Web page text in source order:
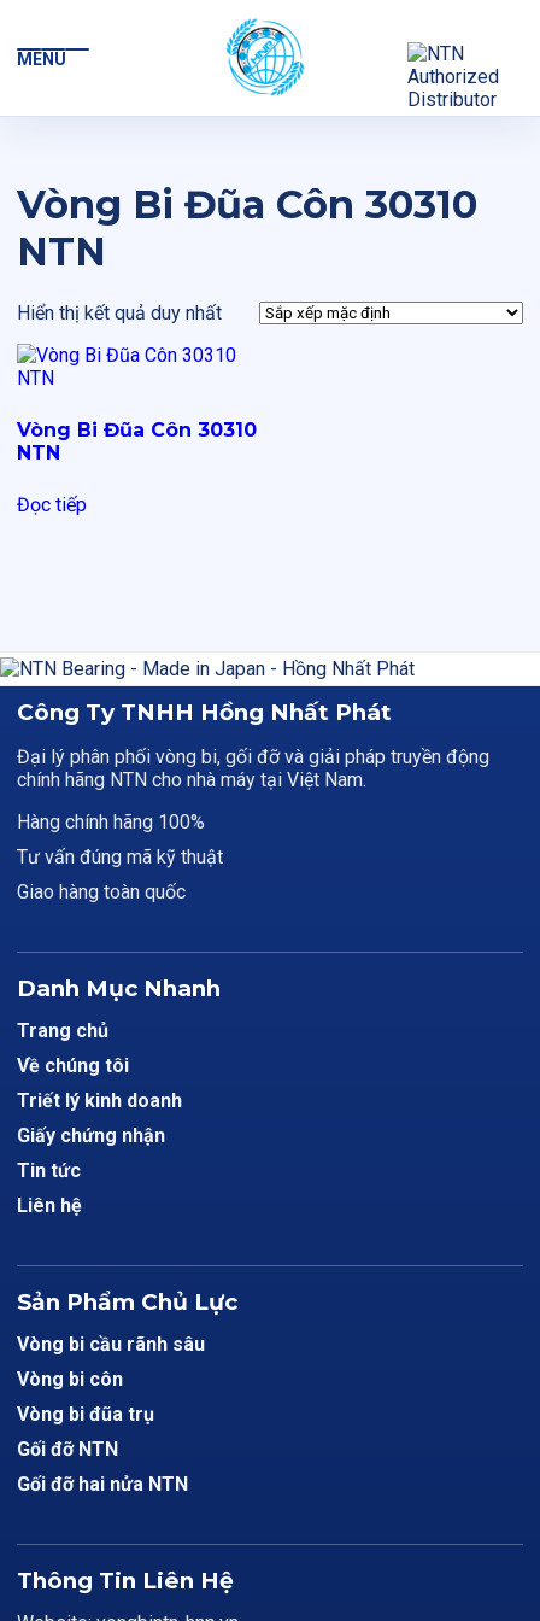
MENU
Vòng Bi Đũa Côn 30310
NTN
Hiển thị kết quả duy nhất
Vòng Bi Đũa Côn 30310
NTN
Đọc tiếp
Công Ty TNHH Hồng Nhất Phát
Đại lý phân phối vòng bi, gối đỡ và giải pháp truyền động
chính hãng NTN cho nhà máy tại Việt Nam.
Hàng chính hãng 100%
Tư vấn đúng mã kỹ thuật
Giao hàng toàn quốc
Danh Mục Nhanh
Trang chủ
Về chúng tôi
Triết lý kinh doanh
Giấy chứng nhận
Tin tức
Liên hệ
Sản Phẩm Chủ Lực
Vòng bi cầu rãnh sâu
Vòng bi côn
Vòng bi đũa trụ
Gối đỡ NTN
Gối đỡ hai nửa NTN
Thông Tin Liên Hệ